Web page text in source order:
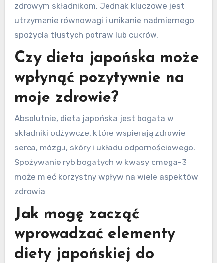
zdrowym składnikom. Jednak kluczowe jest
utrzymanie równowagi i unikanie nadmiernego
spożycia tłustych potraw lub cukrów.
Czy dieta japońska może
wpłynąć pozytywnie na
moje zdrowie?
Absolutnie, dieta japońska jest bogata w
składniki odżywcze, które wspierają zdrowie
serca, mózgu, skóry i układu odpornościowego.
Spożywanie ryb bogatych w kwasy omega-3
może mieć korzystny wpływ na wiele aspektów
zdrowia.
Jak mogę zacząć
wprowadzać elementy
diety japońskiej do